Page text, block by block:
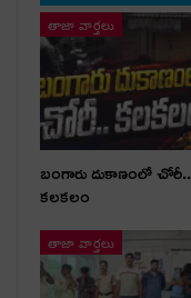
తాజా వార్తలు
బంగారు దుకాణంలో చోరీ..
కలకలం
తాజా వార్తలు